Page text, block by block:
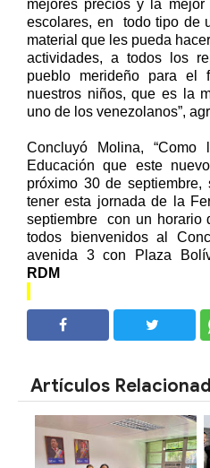
mejores precios y la
escolares, en
todo tipo de
material que les pueda
actividades, a todos los
pueblo merideño para el
nuestros niños, que es la
uno de los venezolanos”,
Concluyó Molina,
Educación que este
próximo 30 de
tener esta jornada de la
septiembre
con un horario
todos bienvenidos al
avenida 3 con Plaza
RDM
Artículos